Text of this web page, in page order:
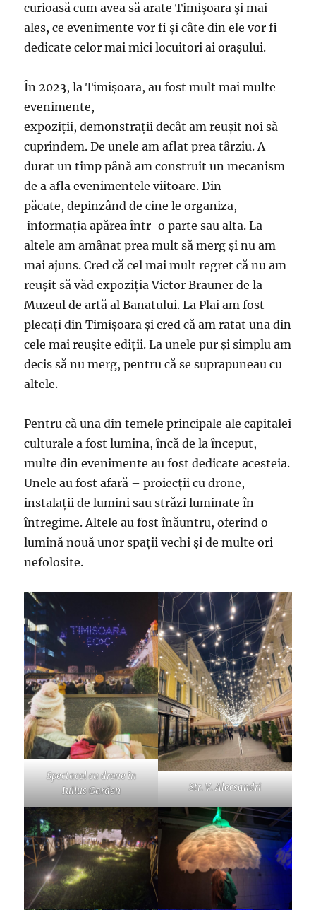
curioasă cum avea să arate Timișoara și mai
ales, ce evenimente vor fi și câte din ele vor fi
dedicate celor mai mici locuitori ai orașului.
În 2023, la Timișoara, au fost mult mai multe
evenimente,
expoziții, demonstrații decât am reușit noi să
cuprindem. De unele am aflat prea târziu. A
durat un timp până am construit un mecanism
de a afla evenimentele viitoare. Din
păcate, depinzând de cine le organiza,
informația apărea într-o parte sau alta. La
altele am amânat prea mult să merg și nu am
mai ajuns. Cred că cel mai mult regret că nu am
reușit să văd expoziția Victor Brauner de la
Muzeul de artă al Banatului. La Plai am fost
plecați din Timișoara și cred că am ratat una din
cele mai reușite ediții. La unele pur și simplu am
decis să nu merg, pentru că se suprapuneau cu
altele.
Pentru că una din temele principale ale capitalei
culturale a fost lumina, încă de la început,
multe din evenimente au fost dedicate acesteia.
Unele au fost afară – proiecții cu drone,
instalații de lumini sau străzi luminate în
întregime. Altele au fost înăuntru, oferind o
lumină nouă unor spații vechi și de multe ori
nefolosite.
Spectacol cu drone în
Iulius Garden
Str. V. Alecsandri